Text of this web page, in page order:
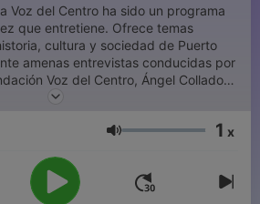
Voz del Centro ha sido un programa
que entretiene. Ofrece temas
cultura y sociedad de Puerto
amenas entrevistas conducidas por
Voz del Centro, Ángel Collado
Los programas también son
y Santo Domingo.
Volume 1 x